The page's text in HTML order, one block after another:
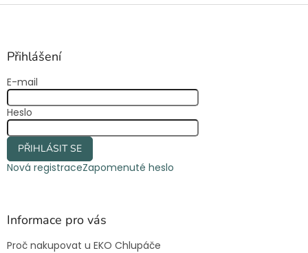
Z
Přihlášení
E-mail
Heslo
PŘIHLÁSIT SE
Nová registraceZapomenuté heslo
Informace pro vás
Proč nakupovat u EKO Chlupáče